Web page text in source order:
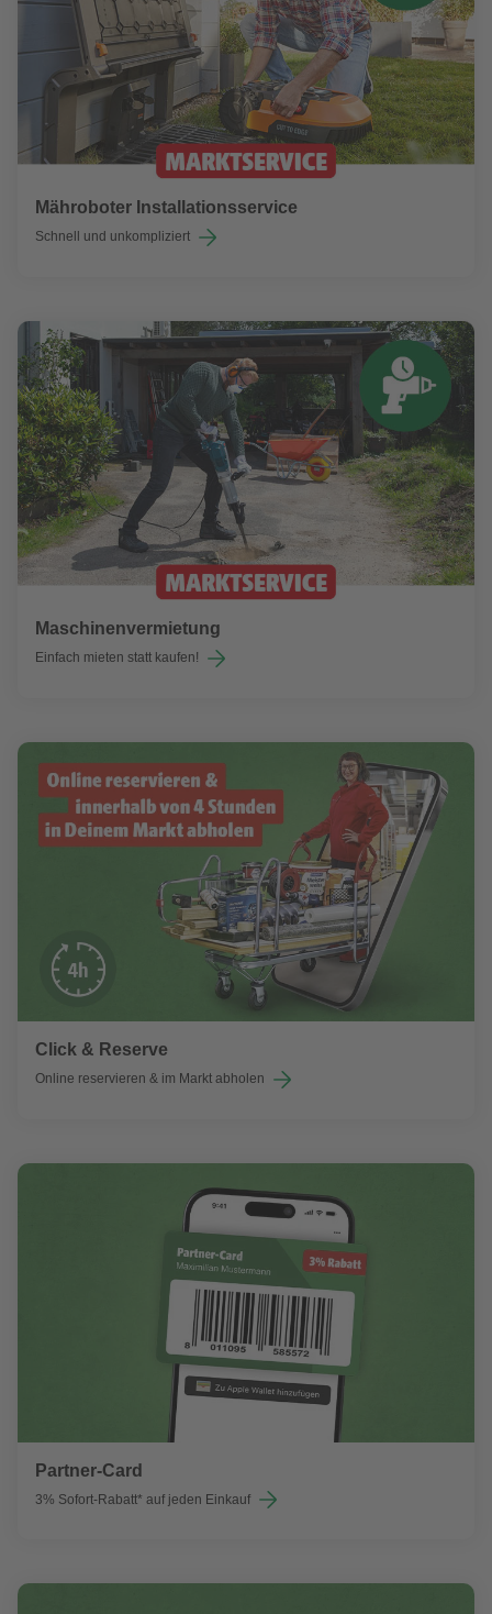
Mähroboter Installationsservice
Schnell und unkompliziert
Maschinenvermietung
Einfach mieten statt kaufen!
Click & Reserve
Online reservieren & im Markt abholen
Partner-Card
3% Sofort-Rabatt* auf jeden Einkauf